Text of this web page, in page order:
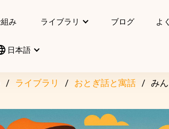
み ライブラリ ブログ よ
日本語
ライブラリ おとぎ話と寓話 み